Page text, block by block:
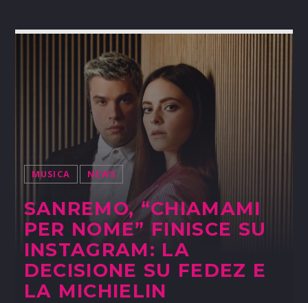
MUSICA NEWS
SANREMO, “CHIAMAMI
PER NOME” FINISCE SU
INSTAGRAM: LA
DECISIONE SU FEDEZ E
LA MICHIELIN